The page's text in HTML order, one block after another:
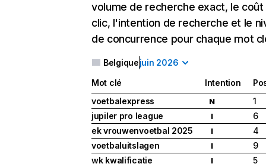
volume de recherche exact, le coût
clic, l'intention de recherche et le
de concurrence pour chaque mot
Belgiquejuin 2026
Mot clé Intention
voetbalexpress
N
1
jupiler pro league
I
6
ek vrouwenvoetbal 2025
I
4
voetbaluitslagen
I
9
wk kwalificatie
I 5